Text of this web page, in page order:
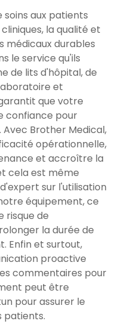
soins aux patients
la qualité et
médicaux durables
le service qu'ils
de lits d'hôpital, de
et
que votre
confiance pour
Brother Medical,
opérationnelle,
et accroître la
cela est même
sur l'utilisation
équipement, ce
risque de
la durée de
Enfin et surtout,
proactive
commentaires pour
peut être
pour assurer le
patients.